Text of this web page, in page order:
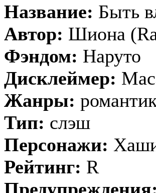
Название: Быть
Автор: Шиона
Фэндом: Наруто
Дисклеймер:
Жанры:
Тип: слэш
Персонажи:
Рейтинг: R